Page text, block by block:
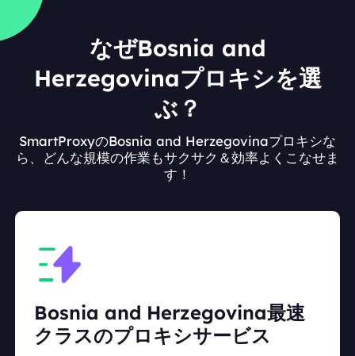
なぜBosnia and
Herzegovinaプロキシを選
ぶ？
SmartProxyのBosnia and Herzegovinaプロキシな
ら、どんな規模の作業もサクサク＆効率よくこなせま
す！
Bosnia and Herzegovina最速
クラスのプロキシサービス